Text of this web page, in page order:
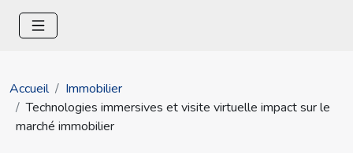
Accueil
Immobilier
Technologies immersives et visite virtuelle impact sur le
marché immobilier